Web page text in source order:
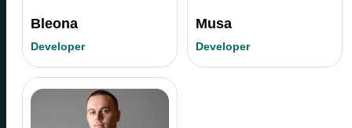
Bleona
Developer
Musa
Developer